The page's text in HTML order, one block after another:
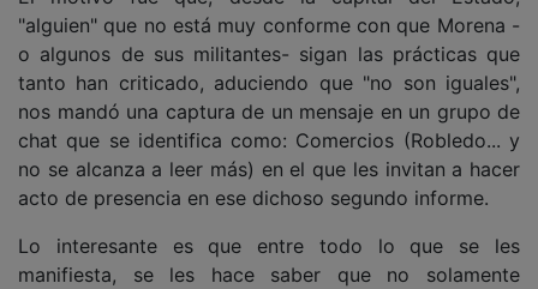
"alguien" que no está muy conforme con que Morena -
o algunos de sus militantes- sigan las prácticas que
tanto han criticado, aduciendo que "no son iguales",
nos mandó una captura de un mensaje en un grupo de
chat que se identifica como: Comercios (Robledo... y
no se alcanza a leer más) en el que les invitan a hacer
acto de presencia en ese dichoso segundo informe.
Lo interesante es que entre todo lo que se les
manifiesta, se les hace saber que no solamente